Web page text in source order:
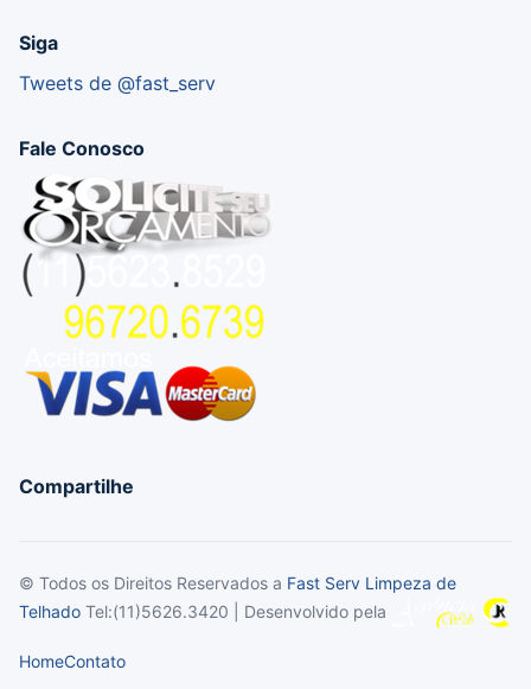
Siga
Tweets de @fast_serv
Fale Conosco
Compartilhe
© Todos os Direitos Reservados a Fast Serv Limpeza de
Telhado Tel:(11)5626.3420 | Desenvolvido pela
HomeContato